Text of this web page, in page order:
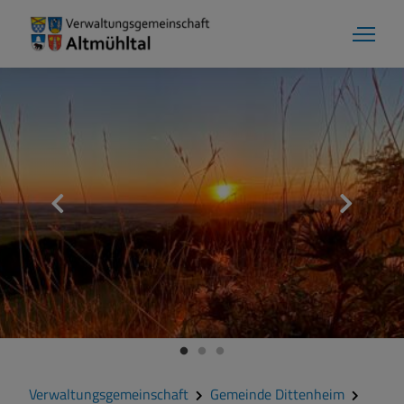
Gemeinde Dittenheim
Grußwort
Kontakt
Zahlen und Daten
Verwaltungsgemeinschaft
Gemeinde Dittenheim